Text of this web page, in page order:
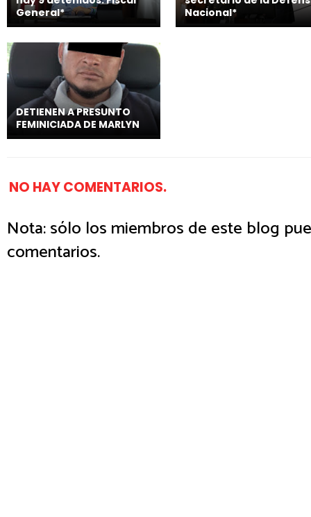
General*
Nacional*
DETIENEN A PRESUNTO
FEMINICIADA DE MARLYN
NO HAY COMENTARIOS.
Nota: sólo los miembros de este blog
comentarios.